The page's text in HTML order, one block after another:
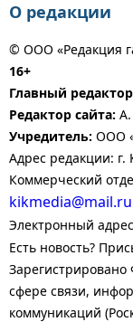
О редакции
© ООО «Редакция
16+
Главный
Редактор сайта:
Учредитель: ООО
Адрес редакции: г.
Коммерческий
kikmedia@mail.ru
Электронный
Есть новость?
сфере связи,
коммуникаций